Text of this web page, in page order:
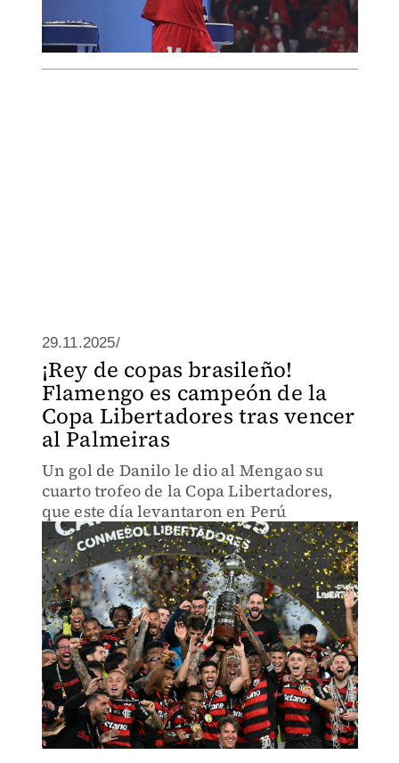
29.11.2025/
¡Rey de copas brasileño!
Flamengo es campeón de la
Copa Libertadores tras vencer
al Palmeiras
Un gol de Danilo le dio al Mengao su
cuarto trofeo de la Copa Libertadores,
que este día levantaron en Perú